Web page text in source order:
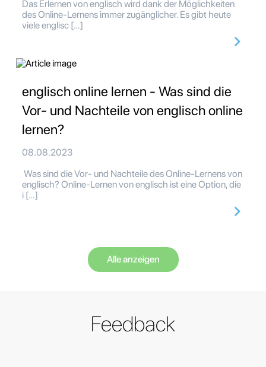
Das Erlernen von englisch wird dank der Möglichkeiten
des Online-Lernens immer zugänglicher. Es gibt heute
viele englisc […]
englisch online lernen - Was sind die
Vor- und Nachteile von englisch online
lernen?
08.08.2023
Was sind die Vor- und Nachteile des Online-Lernens von
englisch? Online-Lernen von englisch ist eine Option, die
i […]
Alle anzeigen
Feedback